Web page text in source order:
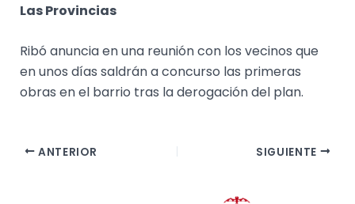
Las Provincias
Ribó anuncia en una reunión con los vecinos que
en unos días saldrán a concurso las primeras
obras en el barrio tras la derogación del plan.
ANTERIOR SIGUIENTE